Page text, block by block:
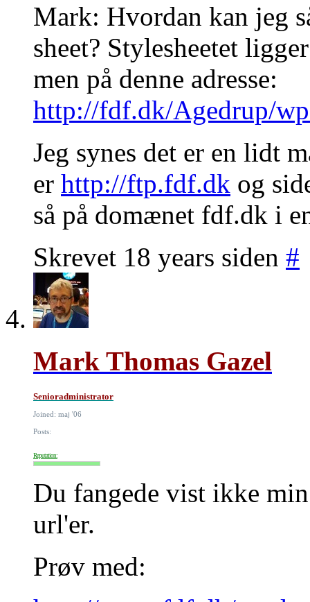
Mark: Hvordan kan jeg
sheet? Stylesheetet
men på denne adresse:
http://fdf.dk/Agedrup/
Jeg synes det er en lidt
er http://ftp.fdf.dk og
så på domænet fdf.dk i
Skrevet 18 years siden #
Mark Thomas Gazel
Senioradministrator
Joined: maj '06
Posts:
Reputation:
Du fangede vist ikke
url'er.
Prøv med: